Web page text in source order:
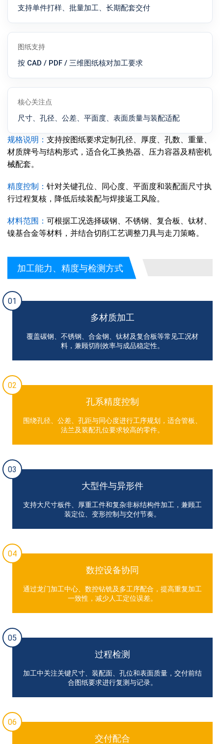
支持单件打样、批量加工、长期配套交付
图纸支持
按 CAD / PDF / 三维图纸核对加工要求
核心关注点
尺寸、孔径、公差、平面度、表面质量与装配适配
规格说明： 支持按图纸要求定制孔径、厚度、孔数、重量、
材质牌号与结构形式，适合化工换热器、压力容器及精密机
械配套。
精度控制： 针对关键孔位、同心度、平面度和装配面尺寸执
行过程复核，降低后续装配与焊接返工风险。
材料范围： 可根据工况选择碳钢、不锈钢、复合板、钛材、
镍基合金等材料，并结合切削工艺调整刀具与走刀策略。
加工能力、精度与检测方式
01
多材质加工
覆盖碳钢、不锈钢、合金钢、钛材及复合板等常见工况材
料，兼顾切削效率与成品稳定性。
02
孔系精度控制
围绕孔径、公差、孔距与同心度进行工序规划，适合管板、
法兰及装配孔位要求较高的零件。
03
大型件与异形件
支持大尺寸板件、厚重工件和复杂非标结构件加工，兼顾工
装定位、变形控制与交付节奏。
04
数控设备协同
通过龙门加工中心、数控钻铣及多工序配合，提高重复加工
一致性，减少人工定位误差。
05
过程检测
加工中关注关键尺寸、装配面、孔位和表面质量，交付前结
合图纸要求进行复测与记录。
06
交付配合